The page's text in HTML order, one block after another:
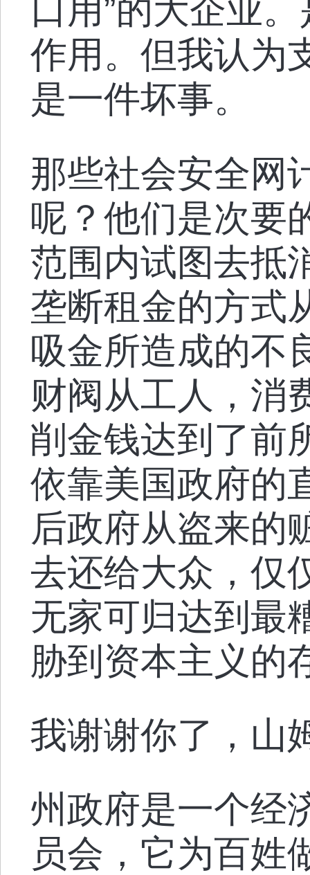
口用”的大企业
作用。但我认为
是一件坏事。
那些社会安全网
呢？他们是次要
范围内试图去抵
垄断租金的方式
吸金所造成的不
财阀从工人，消
削金钱达到了前
依靠美国政府的
后政府从盗来的
去还给大众，仅
无家可归达到最
胁到资本主义的
我谢谢你了，山
州政府是一个经
员会，它为百姓